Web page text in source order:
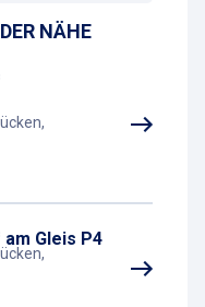
NÄHE
Gleis P4